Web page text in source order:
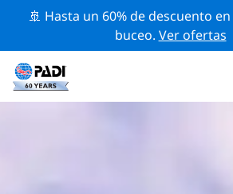
🚢 Hasta un 60% de descuento
buceo. Ver ofertas